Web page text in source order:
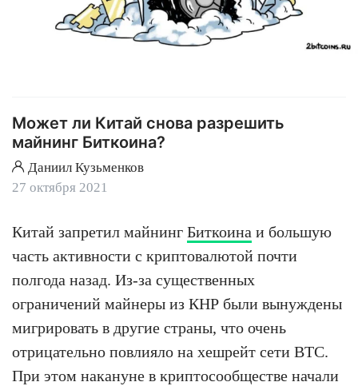
Может ли Китай снова разрешить
майнинг Биткоина?
Даниил Кузьменков
27 октября 2021
Китай запретил майнинг Биткоина и большую
часть активности с криптовалютой почти
полгода назад. Из-за существенных
ограничений майнеры из КНР были вынуждены
мигрировать в другие страны, что очень
отрицательно повлияло на хешрейт сети BTC.
При этом накануне в криптосообществе начали